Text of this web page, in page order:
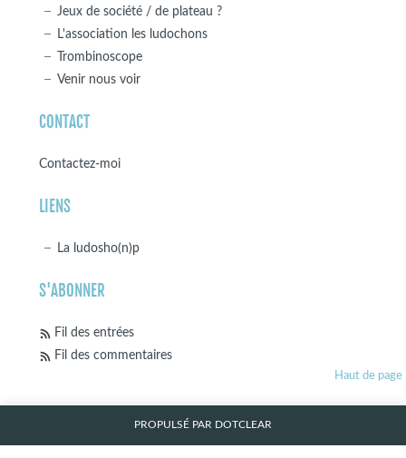
Jeux de société / de plateau ?
L'association les ludochons
Trombinoscope
Venir nous voir
CONTACT
Contactez-moi
LIENS
La ludosho(n)p
S'ABONNER
Fil des entrées
Fil des commentaires
PROPULSÉ PAR DOTCLEAR
Haut de page